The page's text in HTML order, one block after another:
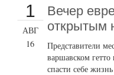
1
АВГ
16
Вечер
открытым
Представители
варшавском
спасти себе